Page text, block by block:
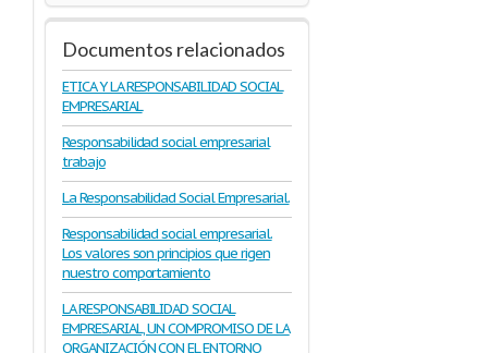
Documentos relacionados
ETICA Y LA RESPONSABILIDAD SOCIAL
EMPRESARIAL
Responsabilidad social empresarial
trabajo
La Responsabilidad Social Empresarial.
Responsabilidad social empresarial.
Los valores son principios que rigen
nuestro comportamiento
LA RESPONSABILIDAD SOCIAL
EMPRESARIAL, UN COMPROMISO DE LA
ORGANIZACIÓN CON EL ENTORNO